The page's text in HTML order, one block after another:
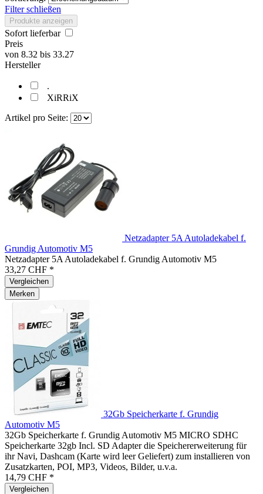
Filter schließen
Produkte anzeigen
Sofort lieferbar
Preis
von 8.32 bis 33.27
Hersteller
.
XiRRiX
Artikel pro Seite:
Netzadapter 5A Autoladekabel f.
Grundig Automotiv M5
Netzadapter 5A Autoladekabel f. Grundig Automotiv M5
33,27 CHF *
Vergleichen
Merken
32Gb Speicherkarte f. Grundig
Automotiv M5
32Gb Speicherkarte f. Grundig Automotiv M5 MICRO SDHC
Speicherkarte 32gb Incl. SD Adapter die Speichererweiterung für
ihr Navi, Dashcam (Karte wird leer Geliefert) zum installieren von
Zusatzkarten, POI, MP3, Videos, Bilder, u.v.a.
14,79 CHF *
Vergleichen